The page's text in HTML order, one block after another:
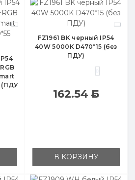
(ПДУ
FZ1961 BK черный IP54
40W 5000K D470*15 (без
ПДУ)
162.54Б
В КОРЗИНУ